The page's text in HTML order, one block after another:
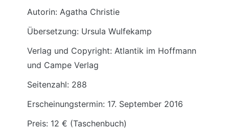
Autorin: Agatha Christie
Übersetzung: Ursula Wulfekamp
Verlag und Copyright: Atlantik im Hoffmann
und Campe Verlag
Seitenzahl: 288
Erscheinungstermin: 17. September 2016
Preis: 12 € (Taschenbuch)